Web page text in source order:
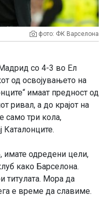
фото: ФК Варселона
со 4-3 во Ел
од освојувањето на
имаат предност од
ривал, а до крајот на
само три кола,
Каталонците.
имате одредени цели,
како Барселона.
титулата. Мора да
е време да славиме.